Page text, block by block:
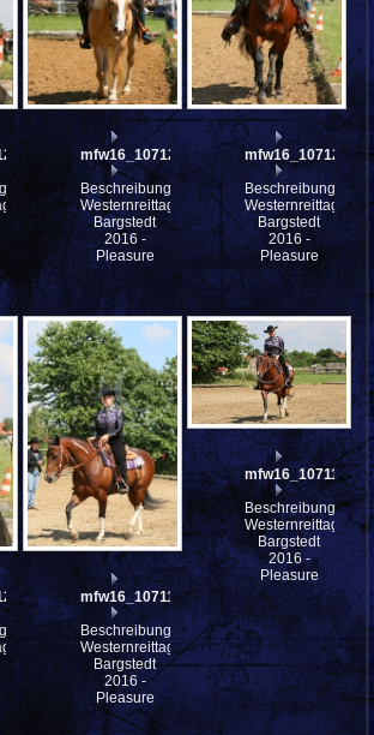
mfw16_107122ww
Beschreibung:
Westernreittage
Bargstedt
2016 -
Pleasure
mfw16_107121ww
Beschreibung:
Westernreittage
Bargstedt
2016 -
Pleasure
mfw16_107119ww
Beschreibung:
Westernreittage
Bargstedt
2016 -
Pleasure
mfw16_107118ww
Beschreibung:
Westernreittage
Bargstedt
2016 -
Pleasure